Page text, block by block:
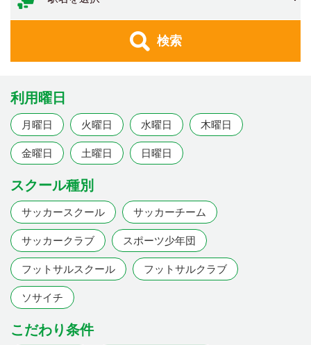
検索
利用曜日
月曜日 火曜日 水曜日 木曜日
金曜日 土曜日 日曜日
スクール種別
サッカースクール サッカーチーム
サッカークラブ スポーツ少年団
フットサルスクール フットサルクラブ
ソサイチ
こだわり条件